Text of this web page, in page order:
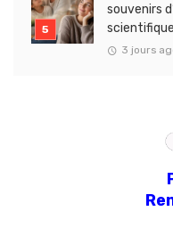
souvenirs
3 jours